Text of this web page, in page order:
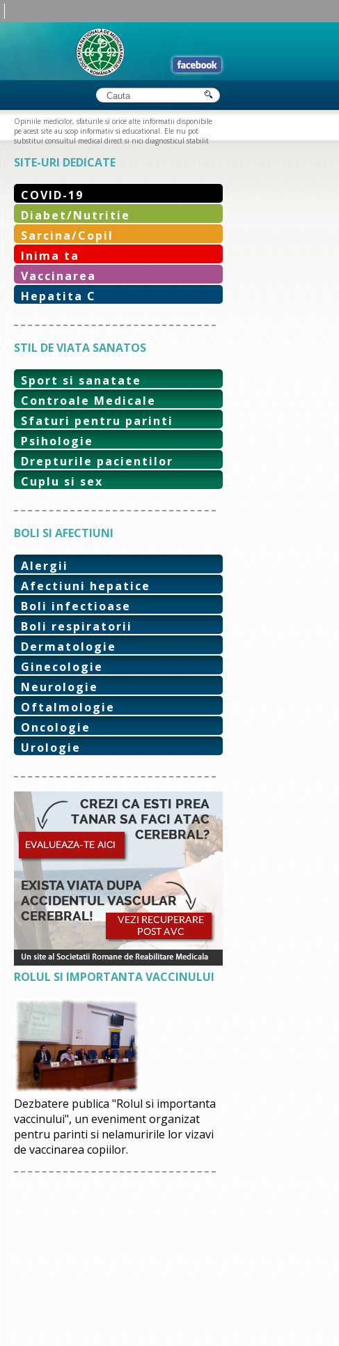
Opiniile medicilor, sfaturile si orice alte informatii disponibile
pe acest site au scop informativ si educational. Ele nu pot
substitui consultul medical direct si nici diagnosticul stabilit
SITE-URI DEDICATE
COVID-19
Diabet/Nutritie
Sarcina/Copil
Inima ta
Vaccinarea
Hepatita C
STIL DE VIATA SANATOS
Sport si sanatate
Controale Medicale
Sfaturi pentru parinti
Psihologie
Drepturile pacientilor
Cuplu si sex
BOLI SI AFECTIUNI
Alergii
Afectiuni hepatice
Boli infectioase
Boli respiratorii
Dermatologie
Ginecologie
Neurologie
Oftalmologie
Oncologie
Urologie
ROLUL SI IMPORTANTA VACCINULUI
Dezbatere publica "Rolul si importanta
vaccinului", un eveniment organizat
pentru parinti si nelamuririle lor vizavi
de vaccinarea copiilor.